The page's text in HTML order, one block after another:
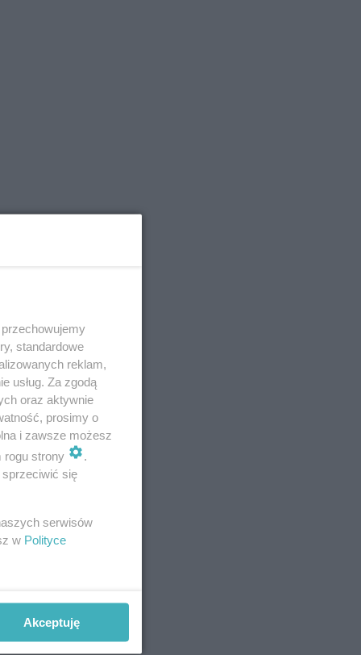
standardowe
reklam,
usług. Za zgodą
oraz aktywnie
prosimy o
i zawsze możesz
rogu strony
.
się
serwisów
w Polityce
Akceptuję